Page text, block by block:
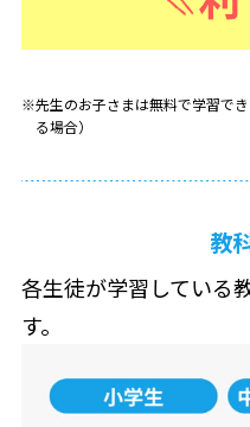
先生のお子さまは無料で学習で
る場合）
教
各生徒が学習している
す。